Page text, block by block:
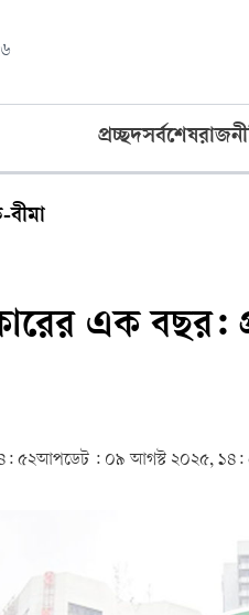
প্রচ্ছদসর্বশেষ
বীমা
এক বছর:
৫২আপডেট : ০৯ আগস্ট ২০২৫, ১৪: